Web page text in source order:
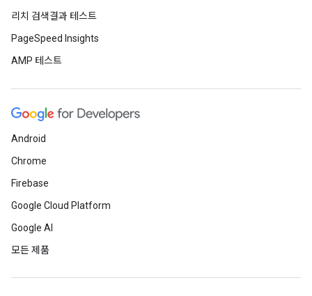
리치 검색결과 테스트
PageSpeed Insights
AMP 테스트
Android
Chrome
Firebase
Google Cloud Platform
Google AI
모든 제품